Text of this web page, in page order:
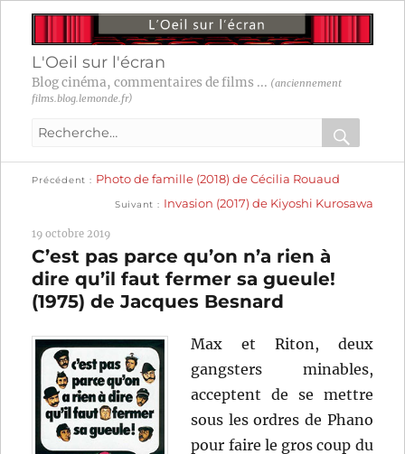
L'Oeil sur l'écran
Blog cinéma, commentaires de films ... (anciennement
films.blog.lemonde.fr)
Recherche
:
OK
Navigation
l’article
Précédent
précédente :
Photo de famille (2018) de Cécilia Rouaud
Suivant
suivante :
Invasion (2017) de Kiyoshi Kurosawa
19 octobre 2019
C’est pas parce qu’on n’a rien à
dire qu’il faut fermer sa gueule!
(1975) de Jacques Besnard
Max et Riton, deux
gangsters minables,
acceptent de se mettre
sous les ordres de Phano
pour faire le gros coup du